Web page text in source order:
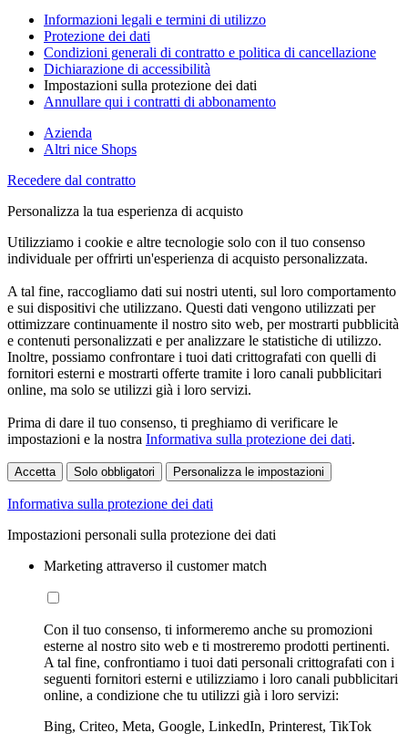
Informazioni legali e termini di utilizzo
Protezione dei dati
Condizioni generali di contratto e politica di cancellazione
Dichiarazione di accessibilità
Impostazioni sulla protezione dei dati
Annullare qui i contratti di abbonamento
Azienda
Altri nice Shops
Recedere dal contratto
Personalizza la tua esperienza di acquisto
Utilizziamo i cookie e altre tecnologie solo con il tuo consenso
individuale per offrirti un'esperienza di acquisto personalizzata.
A tal fine, raccogliamo dati sui nostri utenti, sul loro comportamento
e sui dispositivi che utilizzano. Questi dati vengono utilizzati per
ottimizzare continuamente il nostro sito web, per mostrarti pubblicità
e contenuti personalizzati e per analizzare le statistiche di utilizzo.
Inoltre, possiamo confrontare i tuoi dati crittografati con quelli di
fornitori esterni e mostrarti offerte tramite i loro canali pubblicitari
online, ma solo se utilizzi già i loro servizi.
Prima di dare il tuo consenso, ti preghiamo di verificare le
impostazioni e la nostra Informativa sulla protezione dei dati.
Accetta Solo obbligatori Personalizza le impostazioni
Informativa sulla protezione dei dati
Impostazioni personali sulla protezione dei dati
Marketing attraverso il customer match
Con il tuo consenso, ti informeremo anche su promozioni
esterne al nostro sito web e ti mostreremo prodotti pertinenti.
A tal fine, confrontiamo i tuoi dati personali crittografati con i
seguenti fornitori esterni e utilizziamo i loro canali pubblicitari
online, a condizione che tu utilizzi già i loro servizi:
Bing, Criteo, Meta, Google, LinkedIn, Printerest, TikTok